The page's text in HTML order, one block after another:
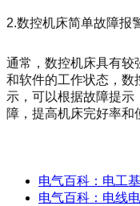
2.数控机床简单故障报
通常，数控机床具有较
和软件的工作状态，数
示，可以根据故障提示
障，提高机床完好率和
电气百科：电工
电气百科：电线